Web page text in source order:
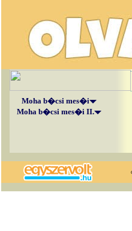
Moha b�csi mes�i
Moha b�csi mes�i II.